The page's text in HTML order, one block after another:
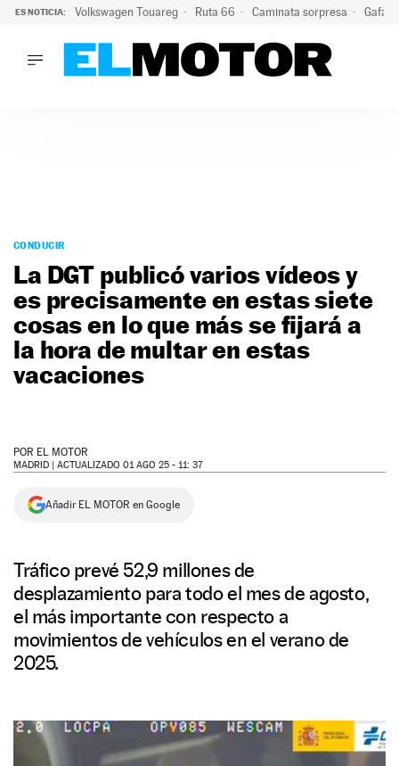
ES NOTICIA: Volkswagen Touareg Ruta 66 Caminata sorpresa Gafas
PODCAST
MOTOS
TECNOLOGÍA
SUPERCOCHES
MOTORTV
SERVICIOS
CONDUCIR
La DGT publicó varios vídeos y
es precisamente en estas siete
cosas en lo que más se fijará a
la hora de multar en estas
vacaciones
POR EL MOTOR
MADRID | ACTUALIZADO 01 AGO 25 - 11: 37
Añadir EL MOTOR en Google
Tráfico prevé 52,9 millones de
desplazamiento para todo el mes de agosto,
el más importante con respecto a
movimientos de vehículos en el verano de
2025.